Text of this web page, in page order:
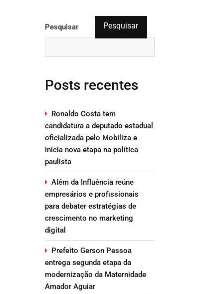
Pesquisar Pesquisar
Posts recentes
Ronaldo Costa tem
candidatura a deputado estadual
oficializada pelo Mobiliza e
inicia nova etapa na política
paulista
Além da Influência reúne
empresários e profissionais
para debater estratégias de
crescimento no marketing
digital
Prefeito Gerson Pessoa
entrega segunda etapa da
modernização da Maternidade
Amador Aguiar